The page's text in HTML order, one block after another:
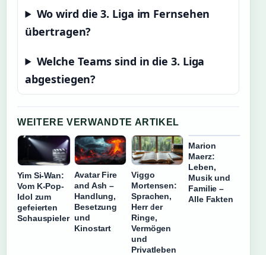
Wo wird die 3. Liga im Fernsehen
übertragen?
Welche Teams sind in die 3. Liga
abgestiegen?
WEITERE VERWANDTE ARTIKEL
Yim Si-Wan:
Vom K-Pop-
Idol zum
gefeierten
Schauspieler
Avatar Fire
and Ash –
Handlung,
Besetzung
und
Kinostart
Viggo
Mortensen:
Sprachen,
Herr der
Ringe,
Vermögen
und
Privatleben
Marion
Maerz:
Leben,
Musik und
Familie –
Alle Fakten